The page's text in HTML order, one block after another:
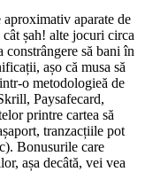
aparate de
șah! alte jocuri circa
constrângere să bani în
așo că musa să
o metodologieă de
Paysafecard,
printre cartea să
tranzacțiile pot
Bonusurile care
așa decâtă, vei vea